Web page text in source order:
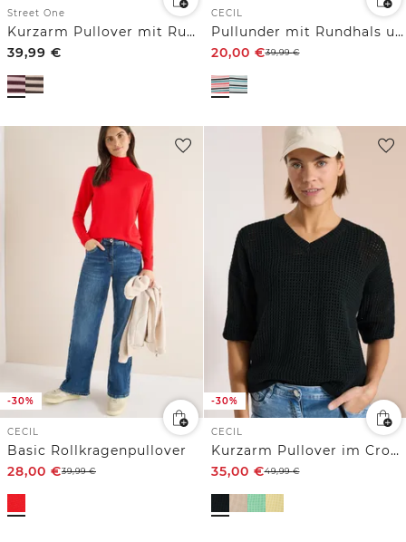
Street One
Kurzarm Pullover mit Rundhals und Streifen
39,99 €
CECIL
Pullunder mit Rundhals und Streifen
20,00 €39,99€
-30%
CECIL
Basic Rollkragenpullover
28,00 €39,99€
-30%
CECIL
Kurzarm Pullover im Crochet-Look
35,00 €49,99€